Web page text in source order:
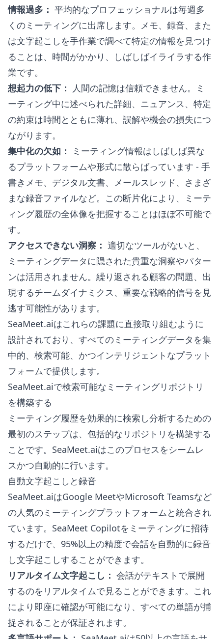
情報過多： 平均的なプロフェッショナルは毎週多
くのミーティングに出席します。メモ、録音、また
は文字起こしを手作業で調べて特定の情報を見つけ
ることは、時間がかかり、しばしばイライラする作
業です。
想起力の低下：
人間の記憶は信頼できません。ミ
ーティング中に述べられた詳細、ニュアンス、特定
の約束は時間とともに薄れ、誤解や機会の損失につ
ながります。
集中化の欠如：
ミーティング情報はしばしば異な
るプラットフォームや形式に散らばっています - 手
書きメモ、デジタル文書、メールスレッド、さまざ
まな録音ファイルなど。この断片化により、ミーテ
ィング履歴の全体像を把握することはほぼ不可能で
す。
アクセスできない洞察： 適切なツールがないと、
ミーティングデータに隠された貴重な洞察やパター
ンは活用されません。繰り返される顧客の問題、出
現するチームダイナミクス、重要な戦略的信号を見
逃す可能性があります。
SeaMeet.aiはこれらの課題に直接取り組むように
設計されており、すべてのミーティングデータを集
中的、検索可能、かつインテリジェントなプラット
フォームで提供します。
SeaMeet.aiで検索可能なミーティングリポジトリ
を構築する
ミーティング履歴を効果的に検索し分析するための
最初のステップは、包括的なリポジトリを構築する
ことです。SeaMeet.aiはこのプロセスをシームレ
スかつ自動的に行います。
自動文字起こしと録音
SeaMeet.aiはGoogle MeetやMicrosoft Teamsなど
の人気のミーティングプラットフォームと統合され
ています。SeaMeet Copilotをミーティングに招待
するだけで、95%以上の精度で会話を自動的に録音
し文字起こしすることができます。
リアルタイム文字起こし： 会話がテキストで展開
するのをリアルタイムで見ることができます。これ
により即座に確認が可能になり、すべての単語が捕
捉されることが保証されます。